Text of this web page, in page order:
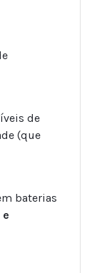
de
(que
baterias